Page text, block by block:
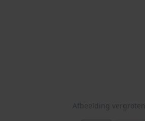
Afbeelding vergroten